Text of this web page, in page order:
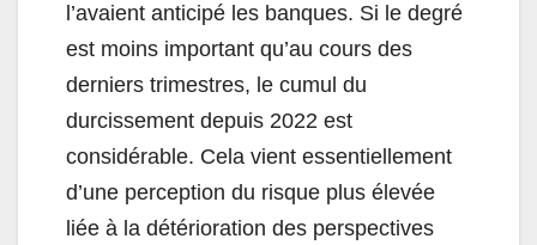
l’avaient anticipé les banques. Si le degré
est moins important qu’au cours des
derniers trimestres, le cumul du
durcissement depuis 2022 est
considérable. Cela vient essentiellement
d’une perception du risque plus élevée
liée à la détérioration des perspectives